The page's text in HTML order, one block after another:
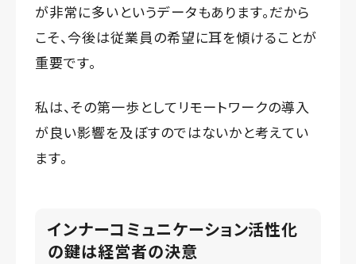
が非常に多いというデータもあります。だから
こそ、今後は従業員の希望に耳を傾けることが
重要です。
私は、その第一歩としてリモートワークの導入
が良い影響を及ぼすのではないかと考えてい
ます。
インナーコミュニケーション活性化
の鍵は経営者の決意